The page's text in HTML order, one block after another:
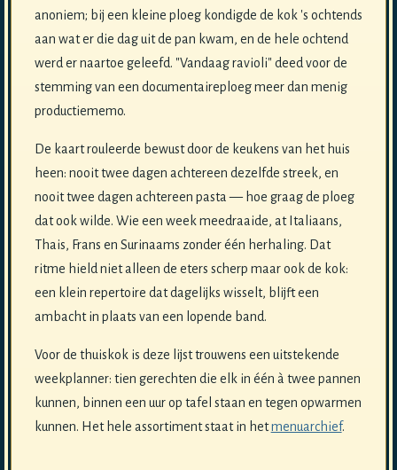
anoniem; bij een kleine ploeg kondigde de kok 's ochtends
aan wat er die dag uit de pan kwam, en de hele ochtend
werd er naartoe geleefd. "Vandaag ravioli" deed voor de
stemming van een documentaireploeg meer dan menig
productiememo.
De kaart rouleerde bewust door de keukens van het huis
heen: nooit twee dagen achtereen dezelfde streek, en
nooit twee dagen achtereen pasta — hoe graag de ploeg
dat ook wilde. Wie een week meedraaide, at Italiaans,
Thais, Frans en Surinaams zonder één herhaling. Dat
ritme hield niet alleen de eters scherp maar ook de kok:
een klein repertoire dat dagelijks wisselt, blijft een
ambacht in plaats van een lopende band.
Voor de thuiskok is deze lijst trouwens een uitstekende
weekplanner: tien gerechten die elk in één à twee pannen
kunnen, binnen een uur op tafel staan en tegen opwarmen
kunnen. Het hele assortiment staat in hetmenuarchief.